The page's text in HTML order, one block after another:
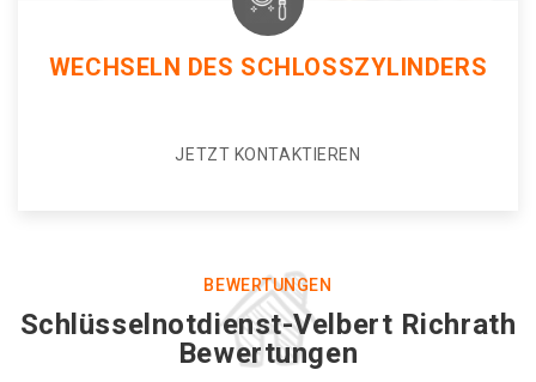
WECHSELN DES SCHLOSSZYLINDERS
JETZT KONTAKTIEREN
BEWERTUNGEN
Schlüsselnotdienst-Velbert Richrath
Bewertungen